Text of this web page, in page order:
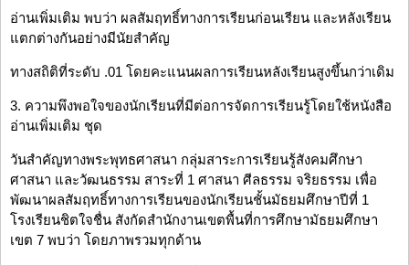
อ่านเพิ่มเติม พบว่า ผลสัมฤทธิ์ทางการเรียนก่อนเรียน และหลังเรียน
แตกต่างกันอย่างมีนัยสำคัญ
ทางสถิติที่ระดับ .01 โดยคะแนนผลการเรียนหลังเรียนสูงขึ้นกว่าเดิม
3. ความพึงพอใจของนักเรียนที่มีต่อการจัดการเรียนรู้โดยใช้หนังสือ
อ่านเพิ่มเติม ชุด
วันสำคัญทางพระพุทธศาสนา กลุ่มสาระการเรียนรู้สังคมศึกษา
ศาสนา และวัฒนธรรม สาระที่ 1 ศาสนา ศีลธรรม จริยธรรม เพื่อ
พัฒนาผลสัมฤทธิ์ทางการเรียนของนักเรียนชั้นมัธยมศึกษาปีที่ 1
โรงเรียนชิตใจชื่น สังกัดสำนักงานเขตพื้นที่การศึกษามัธยมศึกษา
เขต 7 พบว่า โดยภาพรวมทุกด้าน